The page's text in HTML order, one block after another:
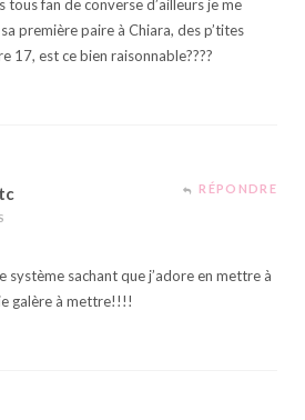
tous fan de converse d’ailleurs je me
première paire à Chiara, des p’tites
17, est ce bien raisonnable????
RÉPONDRE
système sachant que j’adore en mettre à
galère à mettre!!!!